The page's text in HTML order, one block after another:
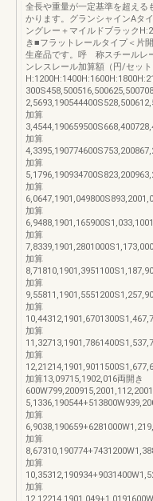
全長や重量が一定基準を超える
かります。グランシャインAタ
ングレー＋マイルドブラック
き■フラットレールタイプ＜片
生産品です。呼 称スチールレ
ンレスレール加算額（円/セッ
加算
加算
加算
加算
加算
加算
加算
加算
加算
加算
加算
加算13,09715,1902,016両開き
加算
加算
加算
加算